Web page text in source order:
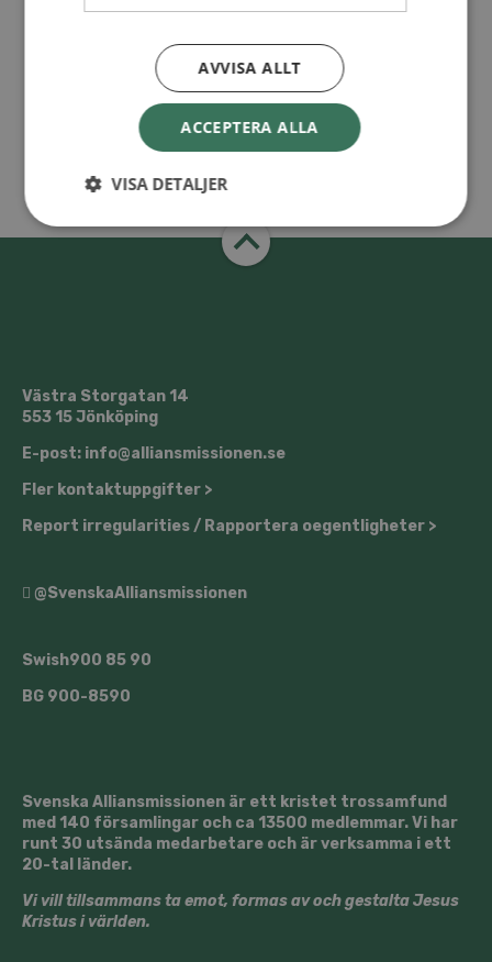
Västra Storgatan 14
553 15 Jönköping
E-post: info@alliansmissionen.se
Fler kontaktuppgifter >
Report irregularities / Rapportera oegentligheter >
@SvenskaAlliansmissionen
Swish900 85 90
BG 900-8590
Svenska Alliansmissionen är ett kristet trossamfund
med 140 församlingar och ca 13500 medlemmar. Vi har
runt 30 utsända medarbetare och är verksamma i ett
20-tal länder.
Vi vill tillsammans ta emot, formas av och gestalta Jesus
Kristus i världen.
ACCEPTERA ALLA
AVVISA ALLT
VISA DETALJER